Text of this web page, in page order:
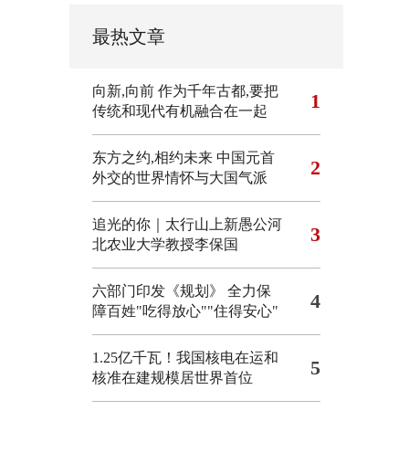
最热文章
向新,向前 作为千年古都,要把
传统和现代有机融合在一起
1
东方之约,相约未来 中国元首
外交的世界情怀与大国气派
2
追光的你｜太行山上新愚公河
北农业大学教授李保国
3
六部门印发《规划》 全力保
障百姓"吃得放心""住得安心"
4
1.25亿千瓦！我国核电在运和
核准在建规模居世界首位
5